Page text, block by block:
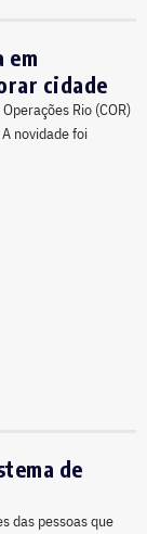
em
cidade
Rio (COR)
novidade foi
de
das pessoas que